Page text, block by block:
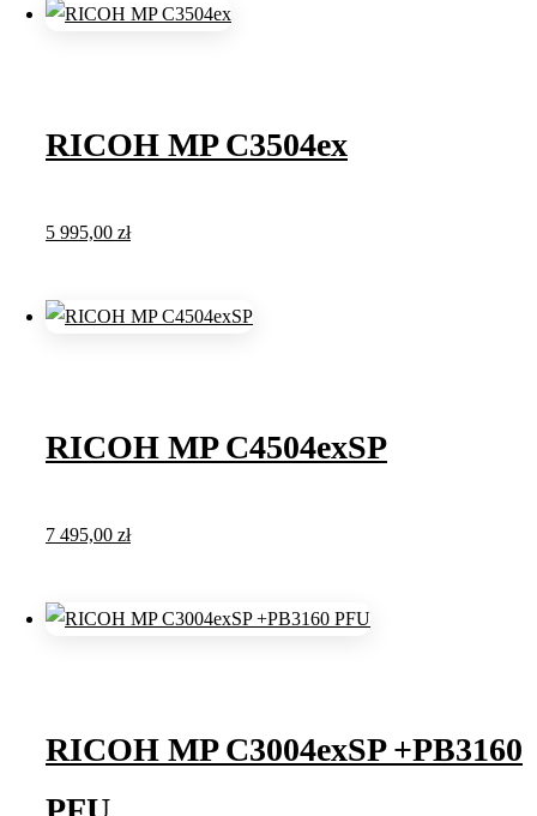
RICOH MP C3504ex
5 995,00 zł
RICOH MP C4504exSP
7 495,00 zł
RICOH MP C3004exSP +PB3160